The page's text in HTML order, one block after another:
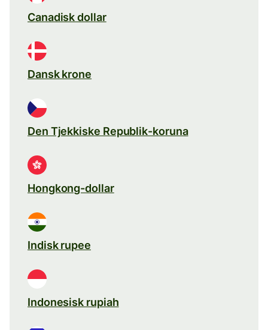
Canadisk dollar
Dansk krone
Den Tjekkiske Republik-koruna
Hongkong-dollar
Indisk rupee
Indonesisk rupiah